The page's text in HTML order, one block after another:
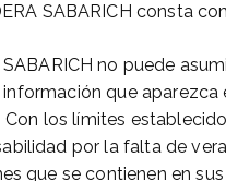
SABARICH consta
SABARICH no puede
que aparezca
los límites
por la falta de
que se contienen en